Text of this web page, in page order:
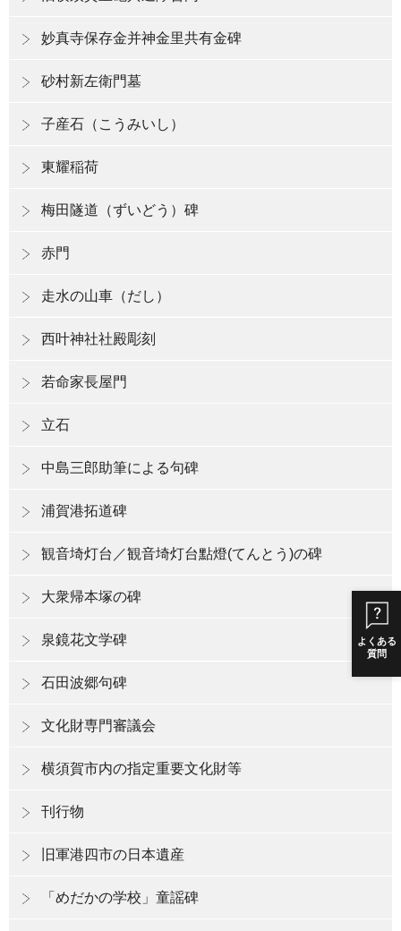
よくある
質問
妙真寺保存金并神金里共有金碑
砂村新左衛門墓
子産石（こうみいし）
東耀稲荷
梅田隧道（ずいどう）碑
赤門
走水の山車（だし）
西叶神社社殿彫刻
若命家長屋門
立石
中島三郎助筆による句碑
浦賀港拓道碑
観音埼灯台／観音埼灯台點燈(てんとう)の碑
大衆帰本塚の碑
泉鏡花文学碑
石田波郷句碑
文化財専門審議会
横須賀市内の指定重要文化財等
刊行物
旧軍港四市の日本遺産
「めだかの学校」童謡碑